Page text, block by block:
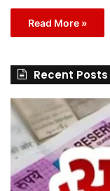
Read More »
Recent Posts